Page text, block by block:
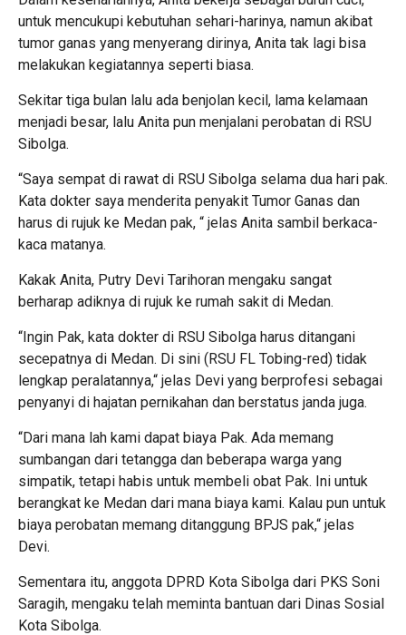
untuk mencukupi kebutuhan sehari-harinya, namun akibat
tumor ganas yang menyerang dirinya, Anita tak lagi bisa
melakukan kegiatannya seperti biasa.
Sekitar tiga bulan lalu ada benjolan kecil, lama kelamaan
menjadi besar, lalu Anita pun menjalani perobatan di RSU
Sibolga.
“Saya sempat di rawat di RSU Sibolga selama dua hari pak.
Kata dokter saya menderita penyakit Tumor Ganas dan
harus di rujuk ke Medan pak, “ jelas Anita sambil berkaca-
kaca matanya.
Kakak Anita, Putry Devi Tarihoran mengaku sangat
berharap adiknya di rujuk ke rumah sakit di Medan.
“Ingin Pak, kata dokter di RSU Sibolga harus ditangani
secepatnya di Medan. Di sini (RSU FL Tobing-red) tidak
lengkap peralatannya,“ jelas Devi yang berprofesi sebagai
penyanyi di hajatan pernikahan dan berstatus janda juga.
“Dari mana lah kami dapat biaya Pak. Ada memang
sumbangan dari tetangga dan beberapa warga yang
simpatik, tetapi habis untuk membeli obat Pak. Ini untuk
berangkat ke Medan dari mana biaya kami. Kalau pun untuk
biaya perobatan memang ditanggung BPJS pak,“ jelas
Devi.
Sementara itu, anggota DPRD Kota Sibolga dari PKS Soni
Saragih, mengaku telah meminta bantuan dari Dinas Sosial
Kota Sibolga.